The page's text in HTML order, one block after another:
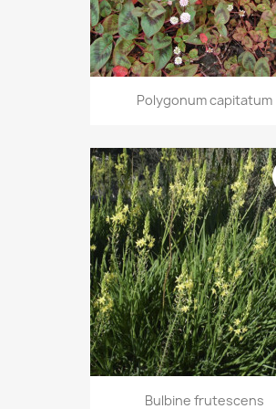
Polygonum capitatum
Bulbine frutescens